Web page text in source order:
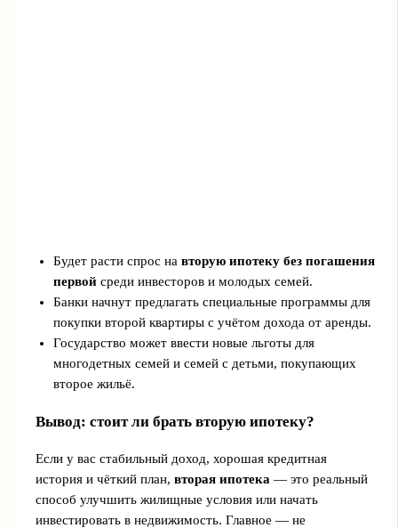
Будет расти спрос на вторую ипотеку без погашения
первойсреди инвесторов и молодых семей.
Банки начнут предлагать специальные программы для
покупки второй квартиры с учётом дохода от аренды.
Государство может ввести новые льготы для
многодетных семей и семей с детьми, покупающих
второе жильё.
Вывод: стоит ли брать вторую ипотеку?
Если у вас стабильный доход, хорошая кредитная
история и чёткий план, вторая ипотека — это реальный
способ улучшить жилищные условия или начать
инвестировать в недвижимость. Главное — не